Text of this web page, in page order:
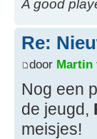
A good
Re:
door Martin
Nog een
de jeugd,
meisjes!